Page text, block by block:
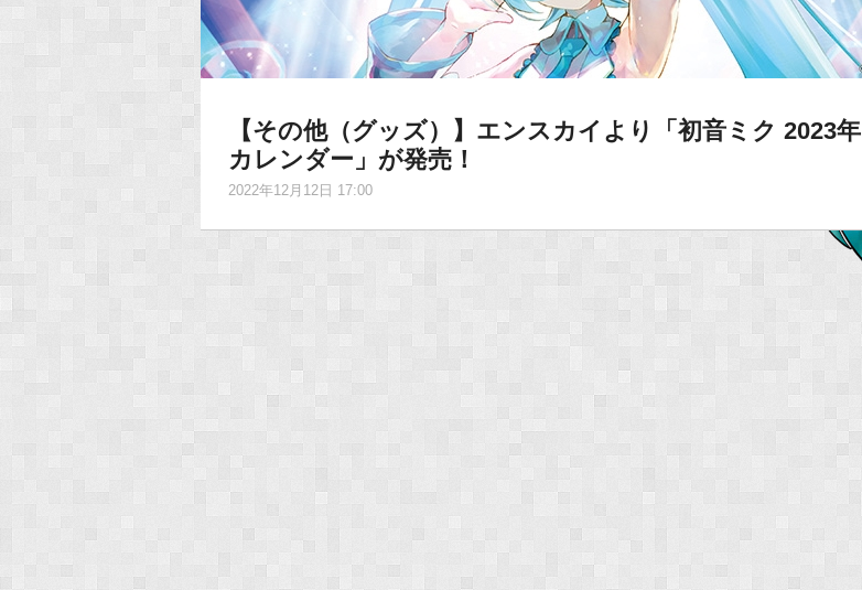
【その他（グッズ）】エンスカイより「初音ミク 2023年
カレンダー」が発売！
2022年12月12日 17:00